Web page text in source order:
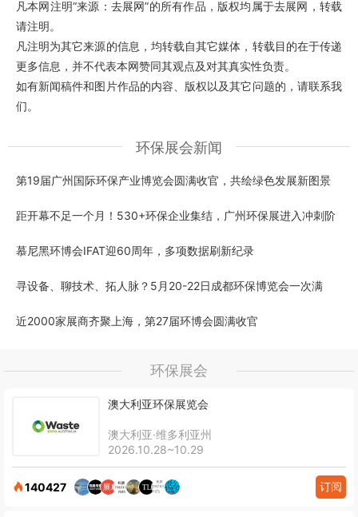
凡本网注明“来源：去展网”的所有作品，版权均属于去展网，转载
请注明。
凡注明为其它来源的信息，均转载自其它媒体，转载目的在于传递
更多信息，并不代表本网赞同其观点及对其真实性负责。
如有新闻稿件和图片作品的内容、版权以及其它问题的，请联系我
们。
环保展会新闻
第19届广州国际环保产业博览会圆满收官，共绘绿色发展新图景
距开幕不足一个月！530+环保企业集结，广州环保展进入冲刺阶
慕尼黑环博会IFAT迎60周年，多项数据刷新纪录
寻设备、聊技术、拓人脉？5月20-22日成都环保博览会一次满
近2000家展商齐聚上海，第27届环博会圆满收官
环保展会
澳大利亚环保展览会
澳大利亚·维多利亚州
2026.10.28~10.29
140427 订阅